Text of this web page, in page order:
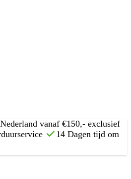
vanaf €150,- exclusief
14 Dagen tijd om